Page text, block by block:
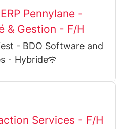
Pennylane -
& Gestion - F/H
- BDO Software and
· Hybride
Services - F/H